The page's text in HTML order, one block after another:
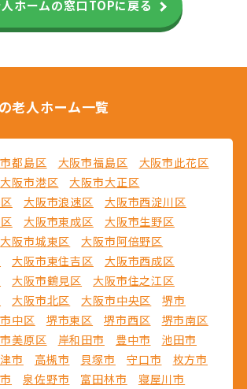
ホームの窓口TOPに戻る
老人ホーム一覧
都島区 大阪市福島区
大阪市此花区
大阪市港区
大阪市大正区
大阪市浪速区
大阪市西淀川区
大阪市東成区
大阪市生野区
大阪市城東区
大阪市阿倍野区
大阪市東住吉区
大阪市西成区
大阪市鶴見区
大阪市住之江区
大阪市北区 大阪市中央区
堺市
中区 堺市東区 堺市西区
堺市南区
美原区 岸和田市 豊中市
池田市
市 高槻市 貝塚市 守口市
枚方市
泉佐野市 富田林市
寝屋川市